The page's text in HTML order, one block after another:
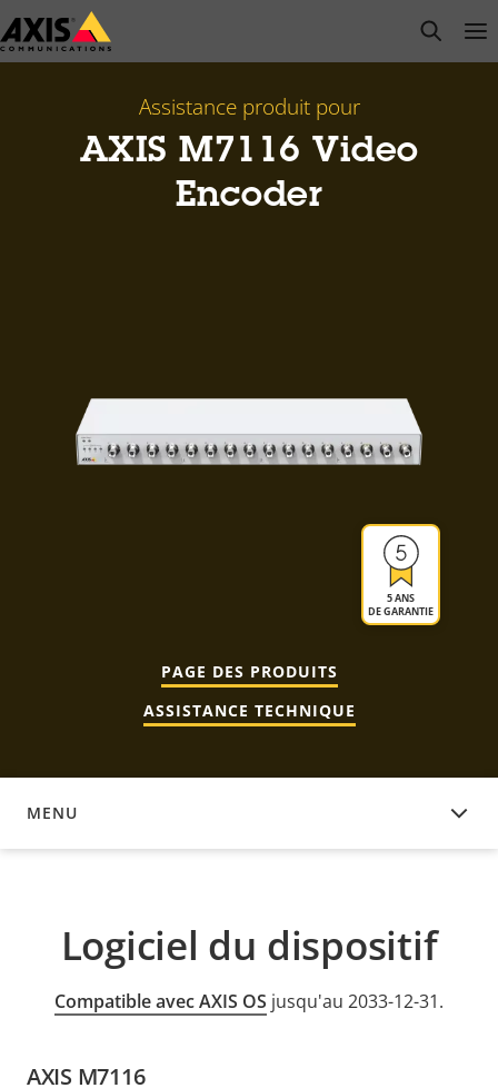
Passer
au
open
Assistance produit pour
AXIS M7116 Video
Encoder
5 ANS
DE GARANTIE
PAGE DES PRODUITS
ASSISTANCE TECHNIQUE
MENU
LOGICIEL DU DISPOSITIF
Logiciel du dispositif
Compatible avec AXIS OS jusqu'au 2033-12-31.
AXIS M7116